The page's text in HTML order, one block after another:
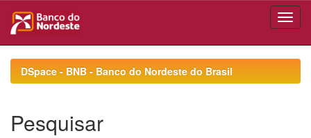
navigationDSpace - BNB - Banco do Nordeste do Brasil
Pesquisar